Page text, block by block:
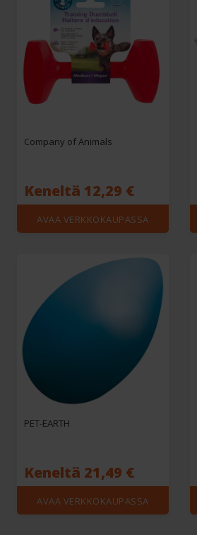
Company of Animals
Keneltä 12,29 €
AVAA VERKKOKAUPASSA
PET-EARTH
Keneltä 21,49 €
AVAA VERKKOKAUPASSA